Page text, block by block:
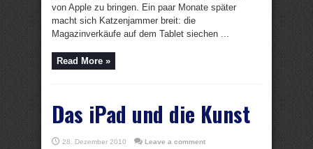
von Apple zu bringen. Ein paar Monate später
macht sich Katzenjammer breit: die
Magazinverkäufe auf dem Tablet siechen ...
Read More »
Das iPad und die Kunst
28. Dezember 2010 Leave a comment